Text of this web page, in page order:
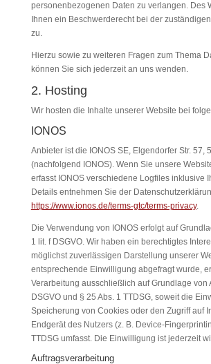
personenbezogenen Daten zu verlangen. Des
Ihnen ein Beschwerderecht bei der
zu.
Hierzu sowie zu weiteren Fragen zum Thema
können Sie sich jederzeit an uns wenden.
2. Hosting
Wir hosten die Inhalte unserer Website bei
IONOS
Anbieter ist die IONOS SE, Elgendorfer Str. 57,
(nachfolgend IONOS). Wenn Sie unsere
erfasst IONOS verschiedene Logfiles inklusive
Details entnehmen Sie der
https://www.ionos.de/terms-gtc/terms-privacy.
Die Verwendung von IONOS erfolgt auf
1 lit. f DSGVO. Wir haben ein berechtigtes
möglichst zuverlässigen Darstellung unserer
entsprechende Einwilligung abgefragt wurde,
Verarbeitung ausschließlich auf Grundlage von
DSGVO und § 25 Abs. 1 TTDSG, soweit die
Speicherung von Cookies oder den Zugriff auf
Endgerät des Nutzers (z. B. Device-
TTDSG umfasst. Die Einwilligung ist jederzeit
Auftragsverarbeitung